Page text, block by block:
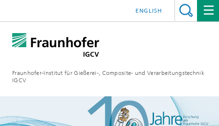
Fraunhofer-Institut für Gießerei-, Composite- und Verarbeitungstechnik
IGCV
ENGLISH